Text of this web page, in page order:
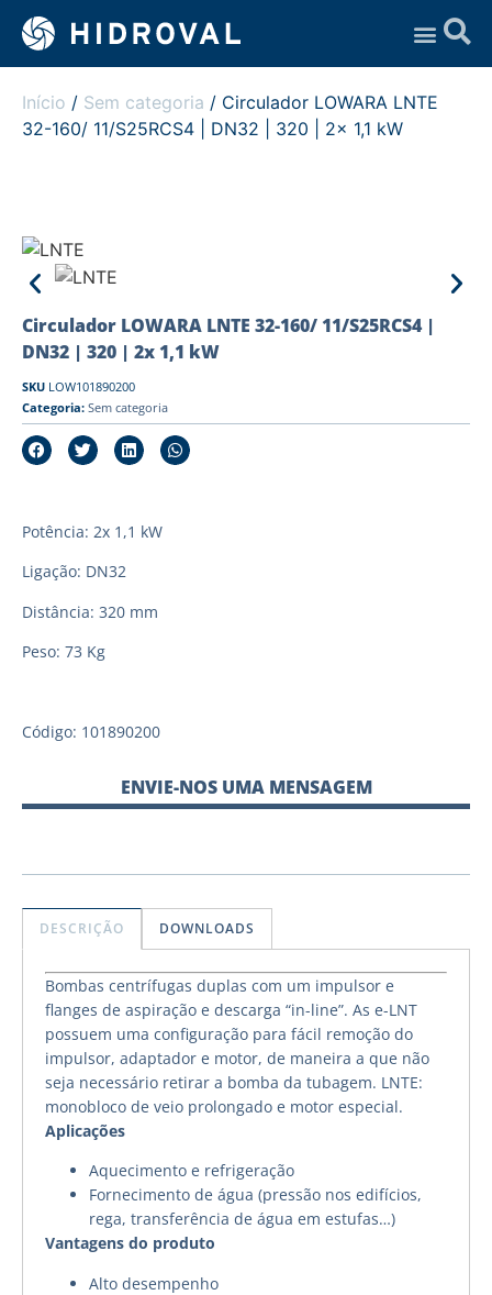
Início / Sem categoria / Circulador LOWARA LNTE
32-160/ 11/S25RCS4 | DN32 | 320 | 2x 1,1 kW
Circulador LOWARA LNTE 32-160/ 11/S25RCS4 |
DN32 | 320 | 2x 1,1 kW
SKU LOW101890200
Categoria: Sem categoria
Potência: 2x 1,1 kW
Ligação: DN32
Distância: 320 mm
Peso: 73 Kg
Código: 101890200
ENVIE-NOS UMA MENSAGEM
DESCRIÇÃO DOWNLOADS
Bombas centrífugas duplas com um impulsor e
flanges de aspiração e descarga “in-line”. As e-LNT
possuem uma configuração para fácil remoção do
impulsor, adaptador e motor, de maneira a que não
seja necessário retirar a bomba da tubagem. LNTE:
monobloco de veio prolongado e motor especial.
Aplicações
Aquecimento e refrigeração
Fornecimento de água (pressão nos edifícios,
rega, transferência de água em estufas…)
Vantagens do produto
Alto desempenho